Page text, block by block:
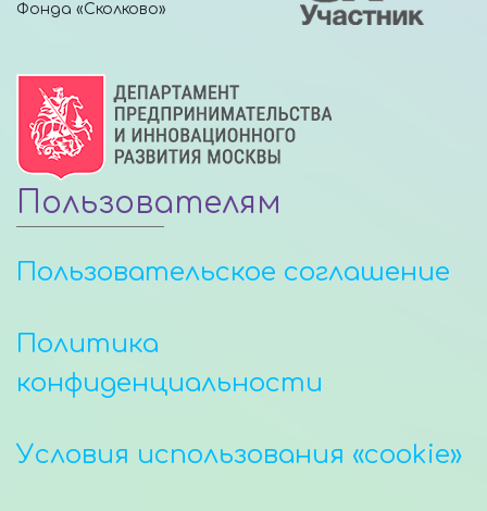
Фонда «Сколково»
Пользователям
Пользовательское соглашение
Политика
конфиденциальности
Условия использования «cookie»